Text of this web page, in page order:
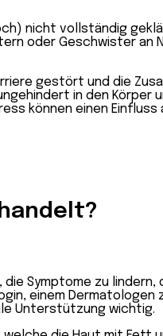
nicht vollständig
oder Geschwister
gestört und die
in den Körper
können einen Einfluss
Symptome zu
einem
Unterstützung wichtig.